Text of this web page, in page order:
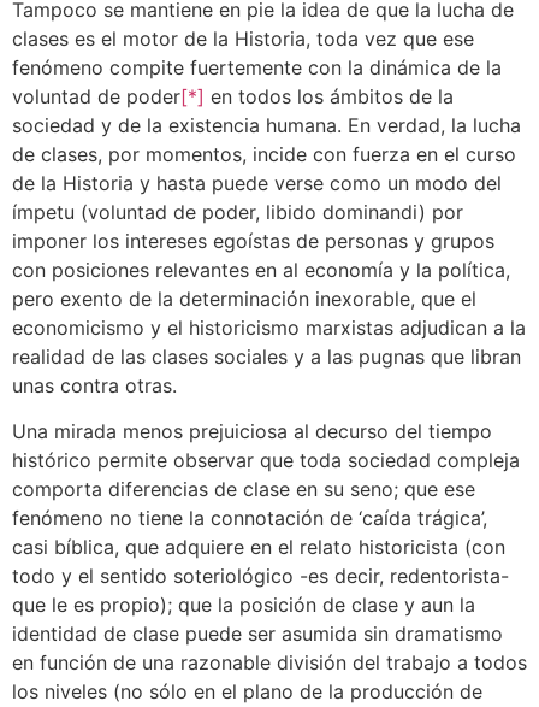
Tampoco se mantiene en pie la idea de que la lucha de
clases es el motor de la Historia, toda vez que ese
fenómeno compite fuertemente con la dinámica de la
voluntad de poder[*] en todos los ámbitos de la
sociedad y de la existencia humana. En verdad, la lucha
de clases, por momentos, incide con fuerza en el curso
de la Historia y hasta puede verse como un modo del
ímpetu (voluntad de poder, libido dominandi) por
imponer los intereses egoístas de personas y grupos
con posiciones relevantes en al economía y la política,
pero exento de la determinación inexorable, que el
economicismo y el historicismo marxistas adjudican a la
realidad de las clases sociales y a las pugnas que libran
unas contra otras.
Una mirada menos prejuiciosa al decurso del tiempo
histórico permite observar que toda sociedad compleja
comporta diferencias de clase en su seno; que ese
fenómeno no tiene la connotación de ‘caída trágica’,
casi bíblica, que adquiere en el relato historicista (con
todo y el sentido soteriológico -es decir, redentorista-
que le es propio); que la posición de clase y aun la
identidad de clase puede ser asumida sin dramatismo
en función de una razonable división del trabajo a todos
los niveles (no sólo en el plano de la producción de